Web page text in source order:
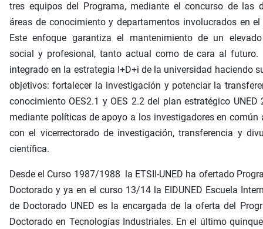
tres equipos del Programa, mediante el concurso de las
áreas de conocimiento y departamentos involucrados en
Este enfoque garantiza el mantenimiento de un
social y profesional, tanto actual como de cara al futuro.
integrado en la estrategia I+D+i de la universidad haciendo
objetivos: fortalecer la investigación y potenciar la
conocimiento OES2.1 y OES 2.2 del plan estratégico UNED
mediante políticas de apoyo a los investigadores en común
con el vicerrectorado de investigación, transferencia y
científica.
Desde el Curso 1987/1988 la ETSII-UNED ha ofertado
Doctorado y ya en el curso 13/14 la EIDUNED Escuela
de Doctorado UNED es la encargada de la oferta del
Doctorado en Tecnologías Industriales. En el último